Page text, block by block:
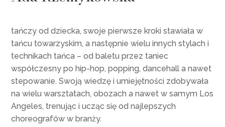
tańczy od dziecka, swoje pierwsze kroki stawiała w
tańcu towarzyskim, a następnie wielu innych stylach i
technikach tańca – od baletu przez taniec
współczesny po hip-hop, popping, dancehall a nawet
stepowanie. Swoją wiedzę i umiejętności zdobywała
na wielu warsztatach, obozach a nawet w samym Los
Angeles, trenując i ucząc się od najlepszych
choreografów w branży.